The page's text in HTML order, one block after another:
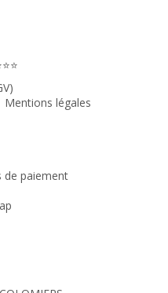
Mentions légales
de paiement